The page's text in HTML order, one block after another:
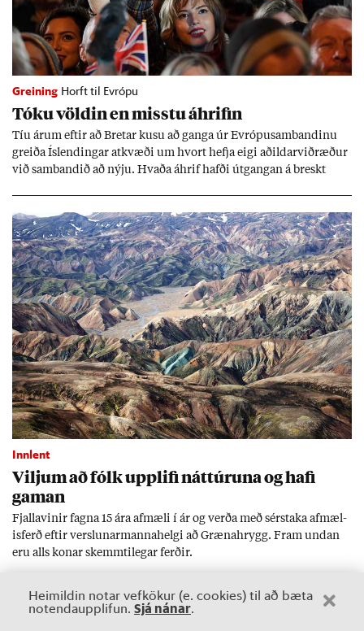
Greining Horft til Evrópu
Tóku völd­in en misstu áhrif­in
Tíu ár­um eft­ir að Bret­ar kusu að ganga úr Evr­ópu­sam­band­inu
greiða Ís­lend­ing­ar at­kvæði um hvort hefja eigi að­ild­ar­við­ræð­ur
við sam­band­ið að nýju. Hvaða áhrif hafði út­gang­an á breskt
Innlent
Vilj­um að fólk upp­lifi nátt­úr­una og hafi
gam­an
Fjalla­vin­ir fagna 15 ára af­mæli í ár og verða með sér­staka af­mæl­
is­ferð eft­ir versl­un­ar­manna­helgi að Græna­hrygg. Fram und­an
eru alls kon­ar skemmti­leg­ar ferð­ir.
Heimildin notar vefkökur (e. cookies) til að bæta
notendaupplifun. Sjá nánar.